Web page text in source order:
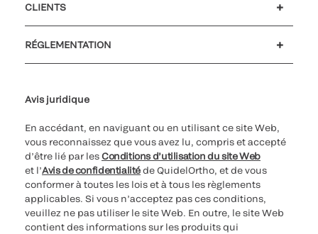
CLIENTS
RÉGLEMENTATION
Avis juridique
En accédant, en naviguant ou en utilisant ce site Web,
vous reconnaissez que vous avez lu, compris et accepté
d’être lié par lesConditions d’utilisation du site Web
et l’Avis de confidentialitéde QuidelOrtho, et de vous
conformer à toutes les lois et à tous les règlements
applicables. Si vous n’acceptez pas ces conditions,
veuillez ne pas utiliser le site Web. En outre, le site Web
contient des informations sur les produits qui